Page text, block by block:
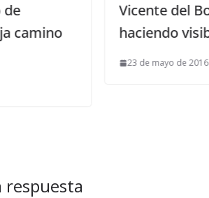
del Bosque colabora
visible la epilepsia
respuesta